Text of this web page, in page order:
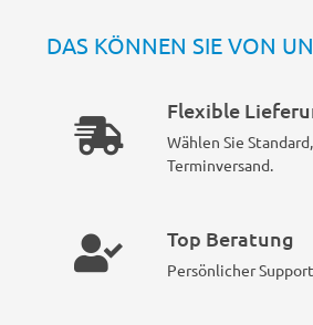
DAS KÖNNEN SIE VON
Flexible
Wählen Sie
Terminversand.
Top Beratung
Persönlicher